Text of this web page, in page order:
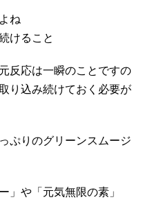
ね
けること
反応は一瞬のことですの
り込み続けておく必要が
ぷりのグリーンスムージ
」や「元気無限の素」